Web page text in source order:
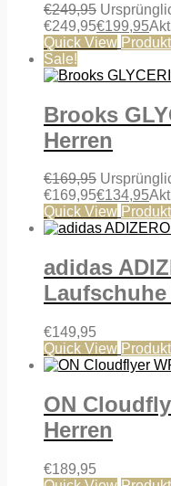
€249,95
€249,95€199,95
Quick View
Sale!
Brooks
Herren
€169,95
€169,95€134,95
Quick View
adidas
Laufschuhe
€149,95
Quick View
ON
Herren
€189,95